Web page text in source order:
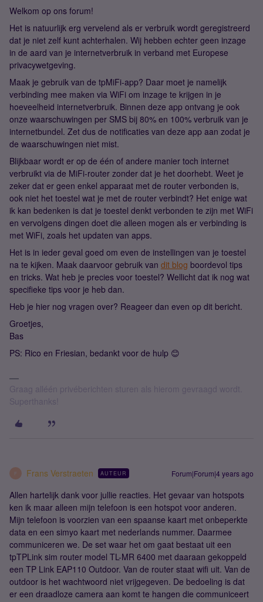
Welkom op ons forum!
Het is natuurlijk erg vervelend als er verbruik wordt geregistreerd
dat je niet zelf kunt achterhalen. Wij hebben echter geen inzage
in de aard van je internetverbruik in verband met Europese
privacywetgeving.
Maak je gebruik van de tpMiFi-app? Daar moet je namelijk
verbinding mee maken via WiFi om inzage te krijgen in je
hoeveelheid internetverbruik. Binnen deze app ontvang je ook
onze waarschuwingen per SMS bij 80% en 100% verbruik van je
internetbundel. Zet dus de notificaties van deze app aan zodat je
de waarschuwingen niet mist.
Blijkbaar wordt er op de één of andere manier toch internet
verbruikt via de MiFi-router zonder dat je het doorhebt. Weet je
zeker dat er geen enkel apparaat met de router verbonden is,
ook niet het toestel wat je met de router verbindt? Het enige wat
ik kan bedenken is dat je toestel denkt verbonden te zijn met WiFi
en vervolgens dingen doet die alleen mogen als er verbinding is
met WiFi, zoals het updaten van apps.
Het is in ieder geval goed om even de instellingen van je toestel
na te kijken. Maak daarvoor gebruik van dit blog boordevol tips
en tricks. Wat heb je precies voor toestel? Wellicht dat ik nog wat
specifieke tips voor je heb dan.
Heb je hier nog vragen over? Reageer dan even op dit bericht.
Groetjes,
Bas
PS: Rico en Friesian, bedankt voor de hulp 😊
Graag alléén privéberichten sturen als hierom gevraagd wordt.
Superthanks!
F Frans Verstraeten AUTEUR Forum|Forum|4 years ago
Allen hartelijk dank voor jullie reacties. Het gevaar van hotspots
ken ik maar alleen mijn telefoon is een hotspot voor anderen.
Mijn telefoon is voorzien van een spaanse kaart met onbeperkte
data en een simyo kaart met nederlands nummer. Daarmee
communiceren we. De set waar het om gaat bestaat uit een
tpTPLink sim router model TL-MR 6400 met daaraan gekoppeld
een TP Link EAP110 Outdoor. Van de router staat wifi uit. Van de
outdoor is het wachtwoord niet vrijgegeven. De bedoeling is dat
er een draadloze camera aan komt te hangen die communiceert